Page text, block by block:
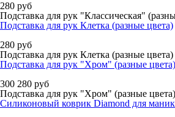
280 руб
Подставка для рук "Классическая"
Подставка для рук Клетка (разные цвета)
280 руб
Подставка для рук Клетка (разные цвета)
Подставка для рук "Хром" (разные цвета)
300 280 руб
Подставка для рук "Хром" (разные цвета)
Силиконовый коврик Diamond для